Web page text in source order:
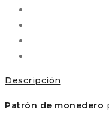
Descripción
Patrón de monedero